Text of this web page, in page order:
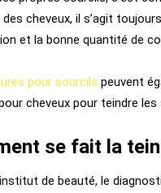
des cheveux, il s’agit
et la bonne quantité de
pour sourcils peuvent
cheveux pour teindre
se fait la
de beauté, le